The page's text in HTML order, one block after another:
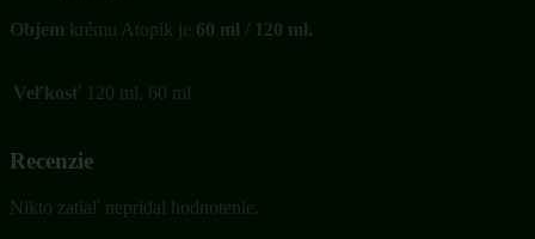
Objem krému Atopik je 60 ml / 120 ml.
Veľkosť 120 ml, 60 ml
Recenzie
Nikto zatiaľ nepridal hodnotenie.